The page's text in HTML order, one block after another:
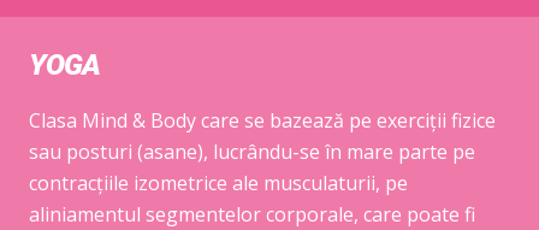
YOGA
Clasa Mind & Body care se bazează pe exerciții fizice
sau posturi (asane), lucrându-se în mare parte pe
contracțiile izometrice ale musculaturii, pe
aliniamentul segmentelor corporale, care poate fi